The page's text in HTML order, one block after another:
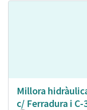
Millora
c/ Ferradura i C-